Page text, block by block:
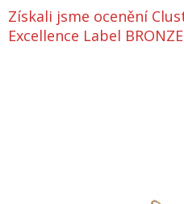
Získali jsme ocenění
Excellence Label BRONZE